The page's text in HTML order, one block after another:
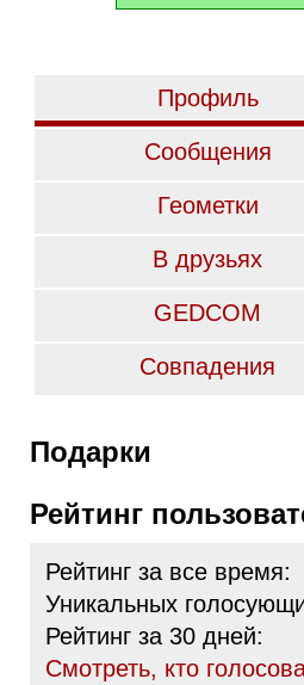
Профиль
Сообщения
Геометки
В друзьях
GEDCOM
Совпадения
Подарки
Рейтинг
Рейтинг за все время:
Уникальных
Рейтинг за 30 дней:
Cмотреть, кто